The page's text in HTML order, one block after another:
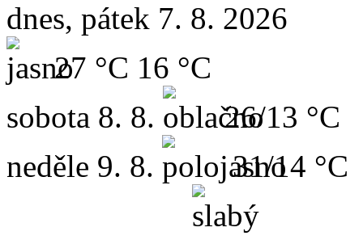
dnes, pátek 7. 8. 2026
27 °C 16 °C
sobota 8. 8.
26/13 °C
neděle 9. 8. 31/14 °C